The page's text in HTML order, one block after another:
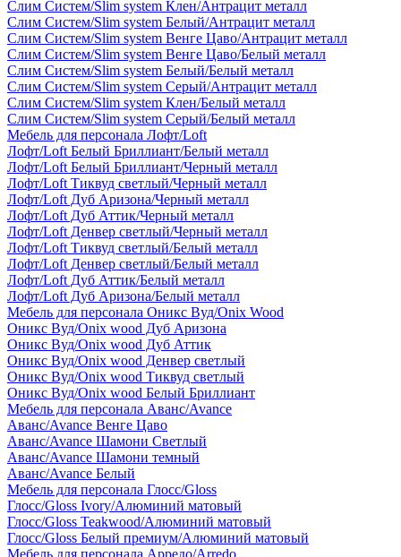
Слим Систем/Slim system Клен/Антрацит металл
Слим Систем/Slim system Белый/Антрацит металл
Слим Систем/Slim system Венге Цаво/Антрацит металл
Слим Систем/Slim system Венге Цаво/Белый металл
Слим Систем/Slim system Белый/Белый металл
Слим Систем/Slim system Серый/Антрацит металл
Слим Систем/Slim system Клен/Белый металл
Слим Систем/Slim system Серый/Белый металл
Мебель для персонала Лофт/Loft
Лофт/Loft Белый Бриллиант/Белый металл
Лофт/Loft Белый Бриллиант/Черный металл
Лофт/Loft Тиквуд светлый/Черный металл
Лофт/Loft Дуб Аризона/Черный металл
Лофт/Loft Дуб Аттик/Черный металл
Лофт/Loft Денвер светлый/Черный металл
Лофт/Loft Тиквуд светлый/Белый металл
Лофт/Loft Денвер светлый/Белый металл
Лофт/Loft Дуб Аттик/Белый металл
Лофт/Loft Дуб Аризона/Белый металл
Мебель для персонала Оникс Вуд/Onix Wood
Оникс Вуд/Onix wood Дуб Аризона
Оникс Вуд/Onix wood Дуб Аттик
Оникс Вуд/Onix wood Денвер светлый
Оникс Вуд/Onix wood Тиквуд светлый
Оникс Вуд/Onix wood Белый Бриллиант
Мебель для персонала Аванс/Avance
Аванс/Avance Венге Цаво
Аванс/Avance Шамони Светлый
Аванс/Avance Шамони темный
Аванс/Avance Белый
Мебель для персонала Глосс/Gloss
Глосс/Gloss Ivory/Алюминий матовый
Глосс/Gloss Teakwood/Алюминий матовый
Глосс/Gloss Белый премиум/Алюминий матовый
Мебель для персонала Арредо/Arredo